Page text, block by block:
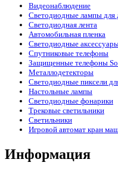
Видеонаблюдение
Светодиодные лампы для
Светодиодная лента
Автомобильная пленка
Светодиодные
Спутниковые телефоны
Защищенные телефоны
Металлодетекторы
Светодиодные пиксели
Настольные лампы
Светодиодные фонарики
Трековые светильники
Светильники
Игровой автомат кран
Информация